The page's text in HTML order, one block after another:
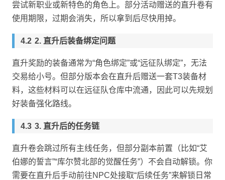
尝试新职业或新特色的角色上。部分活动赠送的直升卷有
使用期限，过期会消失，所以拿到后尽快用掉。
2. 直升后装备绑定问题
直升奖励的装备通常为“角色绑定”或“远征队绑定”，无法
交易给小号。但部分版本会在直升后赠送一套T3装备材
料，这些材料可以在远征队仓库中流通，因此可以先规划
好装备强化路线。
3. 直升后的任务链
直升卷会跳过所有主线任务，但部分副本前置（比如“艾
伯娜的誓言”“库尔赞北部的觉醒任务”）不会自动解锁。你
需要在直升后手动前往NPC处接取“后续任务”来解锁日常